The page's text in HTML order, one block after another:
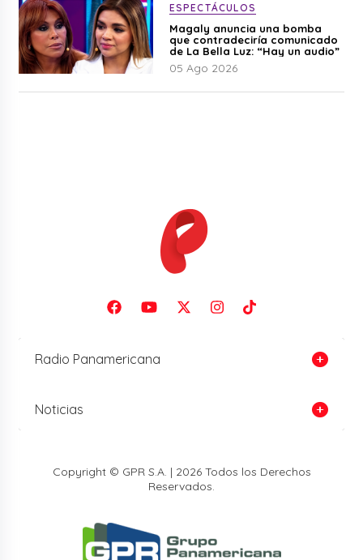
ESPECTÁCULOS
Magaly anuncia una bomba
que contradeciría comunicado
de La Bella Luz: “Hay un audio”
05 Ago 2026
Radio Panamericana
Noticias
Copyright © GPR S.A. | 2026 Todos los Derechos
Reservados.